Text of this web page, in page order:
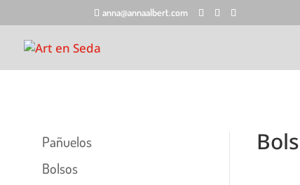
anna@annaalbert.com
Pañuelos
Bolsos